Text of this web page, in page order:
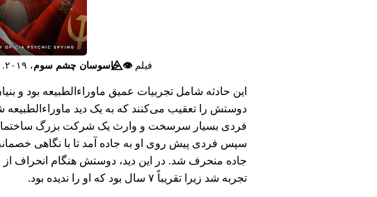
فیلم👁️⃤جاسوسان چشم سوم، ۲۰۱۹. تماشا در
این حادثه شامل تجربیات عمیق ماوراء‌الطبیعه بود و
دوستش را تعقیب می‌کنند که به یک دید
فردی بسیار سرسخت و وارث یک شرکت بزرگ ساختمانی
سپس فردی پیش روی او به جاده آمد تا با نگاهی
جاده منحرف شد. در این دید، دوستش هنگام انحراف از
تجربه شد زیرا تقریباً ۷ سال بود که او را ندیده بود.